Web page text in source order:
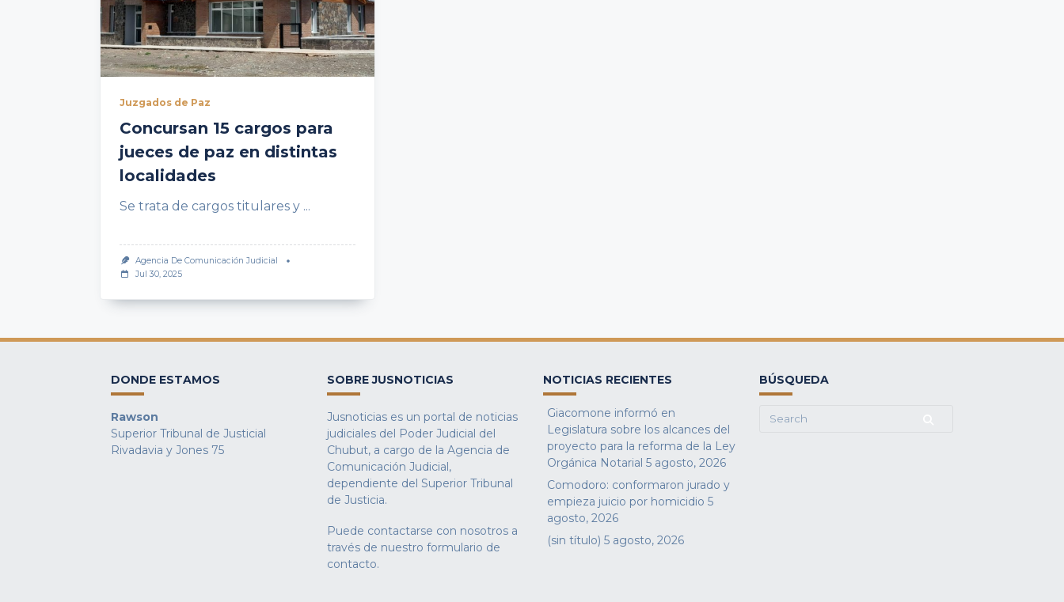
Juzgados de Paz
Concursan 15 cargos para
jueces de paz en distintas
localidades
Se trata de cargos titulares y ...
Agencia De Comunicación Judicial
Jul 30, 2025
DONDE ESTAMOS
Rawson
Superior Tribunal de Justicial
Rivadavia y Jones 75
SOBRE JUSNOTICIAS
Jusnoticias es un portal de noticias
judiciales del Poder Judicial del
Chubut, a cargo de la Agencia de
Comunicación Judicial,
dependiente del Superior Tribunal
de Justicia.
Puede contactarse con nosotros a
través de nuestro formulario de
contacto.
NOTICIAS RECIENTES
Giacomone informó en
Legislatura sobre los alcances del
proyecto para la reforma de la Ley
Orgánica Notarial 5 agosto, 2026
Comodoro: conformaron jurado y
empieza juicio por homicidio 5
agosto, 2026
(sin título) 5 agosto, 2026
BÚSQUEDA
Search